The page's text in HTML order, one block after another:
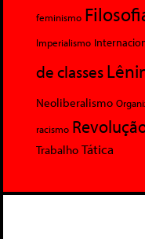
feminismo
Imperialismo
de classes
Neoliberalismo
racismo
Trabalho Tática